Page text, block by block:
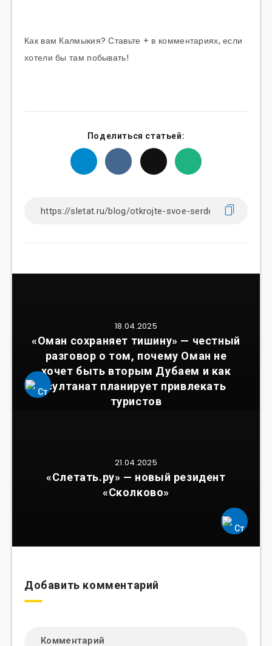
Как вам Калмыкия? Ставьте + в комментариях, если
хотели бы там побывать!
Поделиться статьей:
18.04.2025
«Оман сохраняет тишину» — честный
разговор о том, почему Оман не
хочет быть вторым Дубаем и как
султанат планирует привлекать
туристов
21.04.2025
«Слетать.ру» — новый резидент
«Сколково»
Добавить комментарий